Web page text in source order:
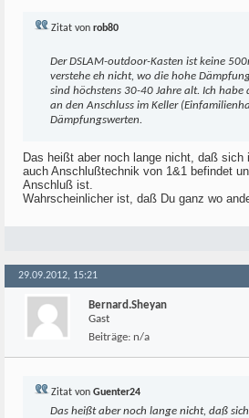
Zitat von rob80
Der DSLAM-outdoor-Kasten ist keine
verstehe eh nicht, wo die hohe
sind höchstens 30-40 Jahre alt. Ich
an den Anschluss im Keller
Dämpfungswerten.
Das heißt aber noch lange nicht, daß sich
auch Anschlußtechnik von 1&1 befindet
Anschluß ist.
Wahrscheinlicher ist, daß Du ganz wo
29.09.2012, 15:21
Bernard.Sheyan
Gast
Beiträge: n/a
Zitat von Guenter24
Das heißt aber noch lange nicht, daß